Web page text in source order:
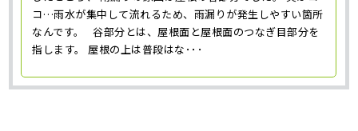
コ…雨水が集中して流れるため、雨漏りが発生しやすい箇所
なんです。 谷部分とは、屋根面と屋根面のつなぎ目部分を
指します。 屋根の上は普段はな･･･